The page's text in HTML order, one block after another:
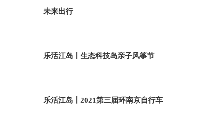
未来出行
乐活江岛丨生态科技岛亲子风筝节
乐活江岛丨2021第三届环南京自行车